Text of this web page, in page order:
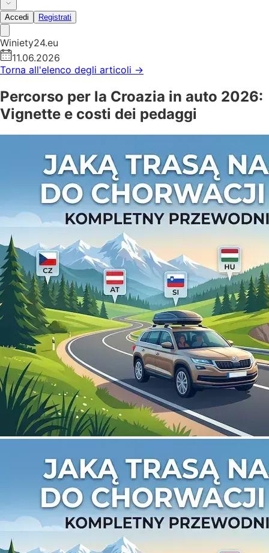
Accedi Registrati
Winiety24.eu
11.06.2026
Torna all'elenco degli articoli →
Percorso per la Croazia in auto 2026:
Vignette e costi dei pedaggi